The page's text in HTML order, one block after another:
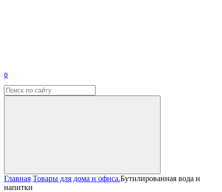
0
Главная Товары для дома и офиса.Бутилированная вода и
напитки